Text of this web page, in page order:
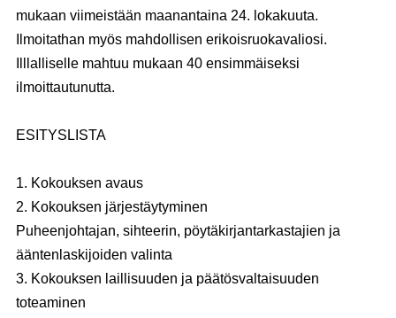
mukaan viimeistään maanantaina 24. lokakuuta.
Ilmoitathan myös mahdollisen erikoisruokavaliosi.
Illlalliselle mahtuu mukaan 40 ensimmäiseksi
ilmoittautunutta.
ESITYSLISTA
1. Kokouksen avaus
2. Kokouksen järjestäytyminen
Puheenjohtajan, sihteerin, pöytäkirjantarkastajien ja
ääntenlaskijoiden valinta
3. Kokouksen laillisuuden ja päätösvaltaisuuden
toteaminen